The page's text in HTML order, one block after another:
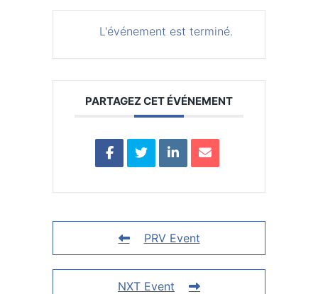
L'événement est terminé.
PARTAGEZ CET ÉVÉNEMENT
PRV Event
NXT Event